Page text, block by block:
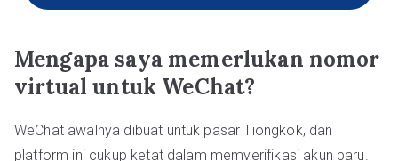
Mengapa saya memerlukan nomor
virtual untuk WeChat?
WeChat awalnya dibuat untuk pasar Tiongkok, dan
platform ini cukup ketat dalam memverifikasi akun baru.